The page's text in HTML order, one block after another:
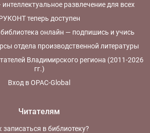
развлечение для всех
теперь доступен
библиотека онлайн — подпишись и учись
отдела производственной литературы
Владимирского региона (2011-2026
гг.)
Вход в OPAC-Global
Читателям
записаться в библиотеку?